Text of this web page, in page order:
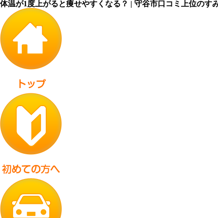
体温が1度上がると痩せやすくなる？ | 守谷市口コミ上位のす